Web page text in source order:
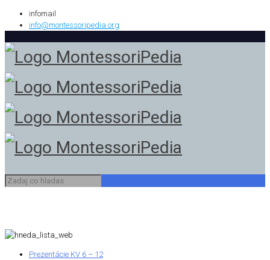
infomail
info@montessoripedia.org
Prezentácie KV 6 – 12